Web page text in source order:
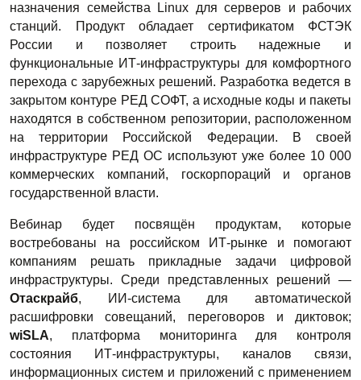
назначения семейства Linux для серверов и рабочих
станций. Продукт обладает сертификатом ФСТЭК
России и позволяет строить надежные и
функциональные ИТ-инфраструктуры для комфортного
перехода с зарубежных решений. Разработка ведется в
закрытом контуре РЕД СОФТ, а исходные коды и пакеты
находятся в собственном репозитории, расположенном
на территории Российской Федерации. В своей
инфраструктуре РЕД ОС используют уже более 10 000
коммерческих компаний, госкорпораций и органов
государственной власти.
Вебинар будет посвящён продуктам, которые
востребованы на российском ИТ-рынке и помогают
компаниям решать прикладные задачи цифровой
Отаскрайб, ИИ-система для автоматической
wiSLA, платформа мониторинга для контроля
состояния ИТ-инфраструктуры, каналов связи,
информационных систем и приложений с применением